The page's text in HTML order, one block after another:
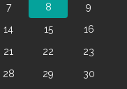
7 8
9
14 15
16
21 22
23
28 29
30